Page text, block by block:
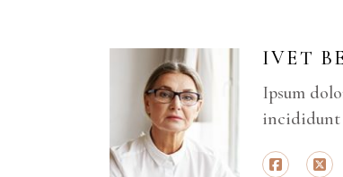
IVET
Ipsum
incididunt